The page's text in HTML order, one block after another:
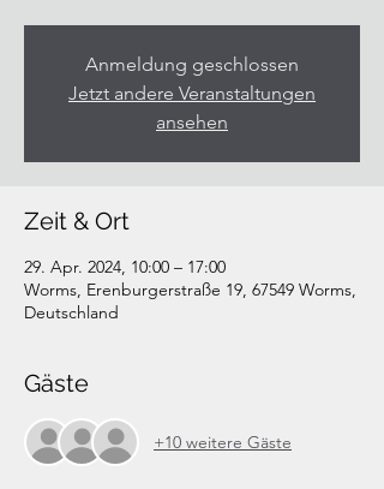
Anmeldung geschlossen
Jetzt andere Veranstaltungen
ansehen
Zeit & Ort
29. Apr. 2024, 10:00 – 17:00
Worms, Erenburgerstraße 19, 67549 Worms,
Deutschland
Gäste
+10 weitere Gäste